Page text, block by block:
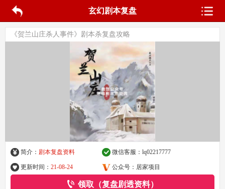
玄幻剧本复盘
《贺兰山庄杀人事件》剧本杀复盘攻略
简介： 剧本复盘资料 微信客服：lq02217777
更新时间： 21-08-24 公众号：居家项目
领取（复盘剧透资料）